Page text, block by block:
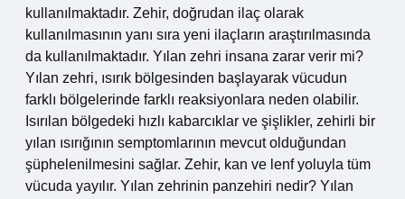
kullanılmaktadır. Zehir, doğrudan ilaç olarak
kullanılmasının yanı sıra yeni ilaçların araştırılmasında
da kullanılmaktadır. Yılan zehri insana zarar verir mi?
Yılan zehri, ısırık bölgesinden başlayarak vücudun
farklı bölgelerinde farklı reaksiyonlara neden olabilir.
Isırılan bölgedeki hızlı kabarcıklar ve şişlikler, zehirli bir
yılan ısırığının semptomlarının mevcut olduğundan
şüphelenilmesini sağlar. Zehir, kan ve lenf yoluyla tüm
vücuda yayılır. Yılan zehrinin panzehiri nedir? Yılan